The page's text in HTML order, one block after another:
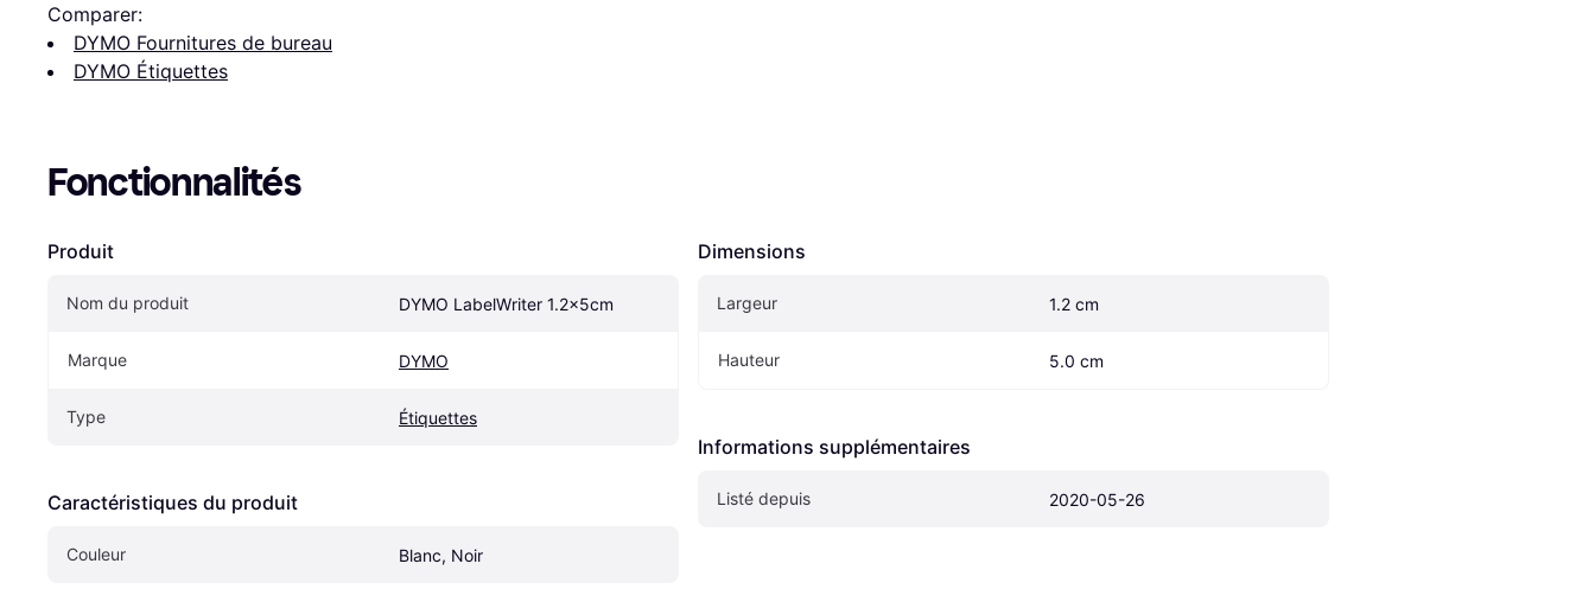
Comparer:
DYMO Fournitures de bureau
DYMO Étiquettes
Fonctionnalités
Produit
Nom du produit DYMO LabelWriter 1.2x5cm
Marque DYMO
Type Étiquettes
Caractéristiques du produit
Couleur Blanc, Noir
Dimensions
Largeur 1.2 cm
Hauteur 5.0 cm
Informations supplémentaires
Listé depuis 2020-05-26